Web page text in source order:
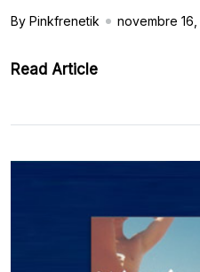
By Pinkfrenetik novembre 16,
Read Article